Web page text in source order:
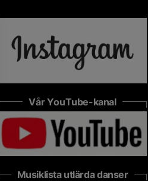
Vår YouTube-kanal
Musiklista utlärda danser